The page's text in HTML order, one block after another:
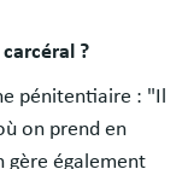
?
pénitentiaire : "Il
on prend en
gère également